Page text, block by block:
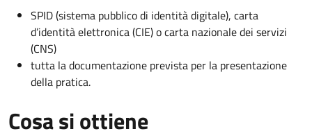
SPID (sistema pubblico di identità digitale), carta
d’identità elettronica (CIE) o carta nazionale dei servizi
(CNS)
tutta la documentazione prevista per la presentazione
della pratica.
Cosa si ottiene